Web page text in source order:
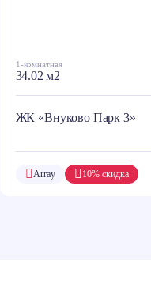
1-комнатная
34.02 м2
ЖК «Внуково Парк 3»
10% скидка
Array